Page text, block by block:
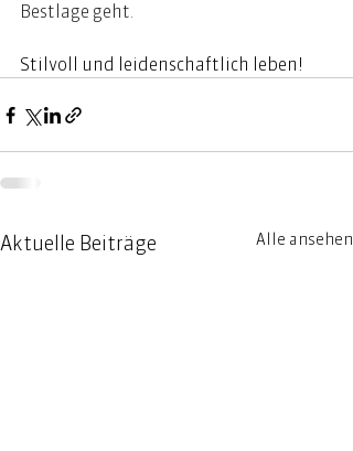
Bestlage geht.
Stilvoll und leidenschaftlich leben!
Aktuelle Beiträge Alle ansehen